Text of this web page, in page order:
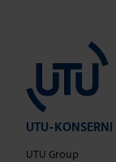
UTU-KONSERNI
UTU Group